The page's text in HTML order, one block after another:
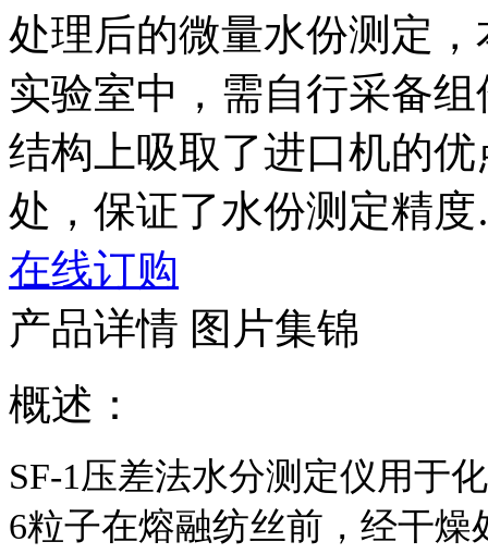
处理后的微量水份测定
实验室中，需自行采备
结构上吸取了进口机的
处，保证了水份测定精
在线订购
产品详情 图片集锦
概述：
SF-1压差法水分测定仪用于
6粒子在熔融纺丝前，经干